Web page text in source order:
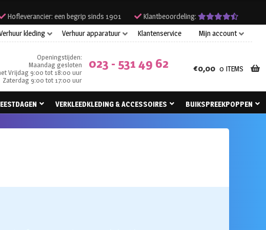
Hofleverancier: een begrip sinds 1901
Klantbeoordeling:
kleding Verhuur apparatuur Klantenservice Mijn account
Openingstijden:
Maandag gesloten
Vrijdag 9:00 tot 18:00 uur
Zaterdag 9:00 tot 17:00 uur
023 - 531 49 62 €0,00 0 ITEMS
VERKLEEDKLEDING & ACCESSOIRES
BUIKSPREEKPOPPEN